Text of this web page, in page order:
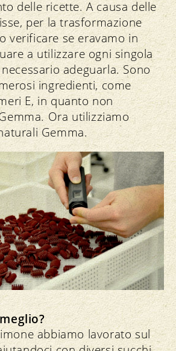
delle ricette. A causa delle
per la trasformazione
verificare se eravamo in
a utilizzare ogni singola
adeguarla. Sono
ingredienti, come
E, in quanto non
Ora utilizziamo
Gemma.
abbiamo lavorato sul